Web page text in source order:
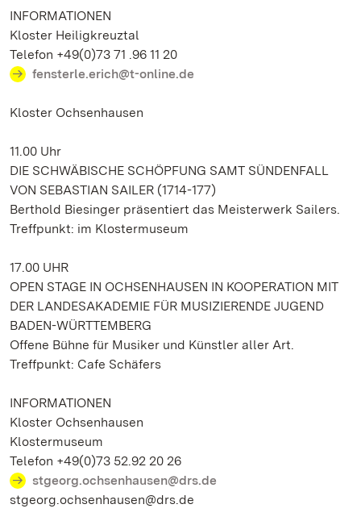
INFORMATIONEN
Kloster Heiligkreuztal
Telefon +49(0)73 71 .96 11 20
fensterle.erich@t-online.de
Kloster Ochsenhausen
11.00 Uhr
DIE SCHWÄBISCHE SCHÖPFUNG SAMT SÜNDENFALL
VON SEBASTIAN SAILER (1714-177)
Berthold Biesinger präsentiert das Meisterwerk Sailers.
Treffpunkt: im Klostermuseum
17.00 UHR
OPEN STAGE IN OCHSENHAUSEN IN KOOPERATION MIT
DER LANDESAKADEMIE FÜR MUSIZIERENDE JUGEND
BADEN-WÜRTTEMBERG
Offene Bühne für Musiker und Künstler aller Art.
Treffpunkt: Cafe Schäfers
INFORMATIONEN
Kloster Ochsenhausen
Klostermuseum
Telefon +49(0)73 52.92 20 26
stgeorg.ochsenhausen@drs.de
stgeorg.ochsenhausen@drs.de